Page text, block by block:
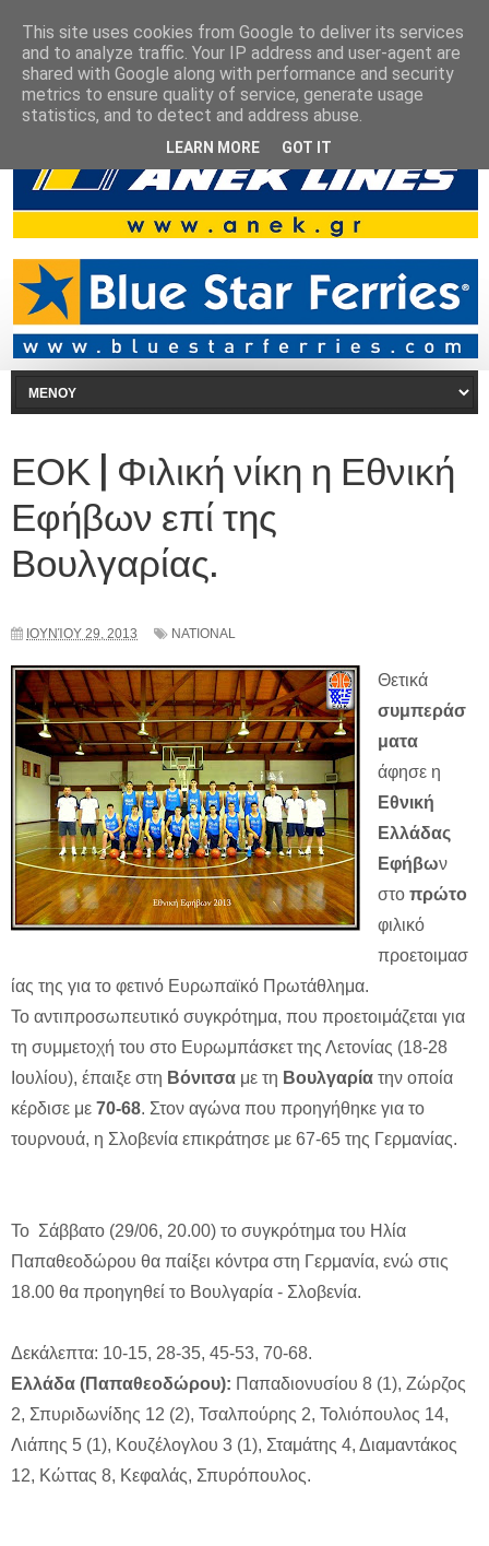
ΕΟΚ | Φιλική νίκη η Εθνική
Εφήβων επί της
Βουλγαρίας.
ΙΟΥΝΊΟΥ 29, 2013 NATIONAL
Θετικά
συμπεράσ
ματα
άφησε η
Εθνική
Ελλάδας
Εφήβων
στο πρώτο
φιλικό
προετοιμασ
ίας της για το φετινό Ευρωπαϊκό Πρωτάθλημα.
Το αντιπροσωπευτικό συγκρότημα, που προετοιμάζεται για
τη συμμετοχή του στο Ευρωμπάσκετ της Λετονίας (18-28
Ιουλίου), έπαιξε στη Βόνιτσα με τη Βουλγαρία την οποία
κέρδισε με 70-68. Στον αγώνα που προηγήθηκε για το
τουρνουά, η Σλοβενία επικράτησε με 67-65 της Γερμανίας.
Το Σάββατο (29/06, 20.00) το συγκρότημα του Ηλία
Παπαθεοδώρου θα παίξει κόντρα στη Γερμανία, ενώ στις
18.00 θα προηγηθεί το Βουλγαρία - Σλοβενία.
Δεκάλεπτα: 10-15, 28-35, 45-53, 70-68.
Ελλάδα (Παπαθεοδώρου): Παπαδιονυσίου 8 (1), Ζώρζος
2, Σπυριδωνίδης 12 (2), Τσαλπούρης 2, Τολιόπουλος 14,
Λιάπης 5 (1), Κουζέλογλου 3 (1), Σταμάτης 4, Διαμαντάκος
12, Κώττας 8, Κεφαλάς, Σπυρόπουλος.
This site uses cookies from Google to deliver its services
and to analyze traffic. Your IP address and user-agent are
shared with Google along with performance and security
metrics to ensure quality of service, generate usage
statistics, and to detect and address abuse.
LEARN MORE GOT IT